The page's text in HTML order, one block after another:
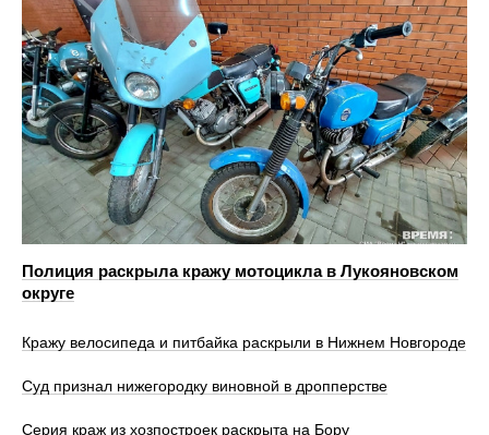
Полиция раскрыла кражу мотоцикла в Лукояновском
округе
Кражу велосипеда и питбайка раскрыли в Нижнем Новгороде
Суд признал нижегородку виновной в дропперстве
Серия краж из хозпостроек раскрыта на Бору